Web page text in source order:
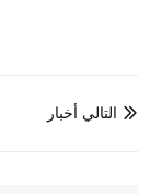
 التالي أخبار